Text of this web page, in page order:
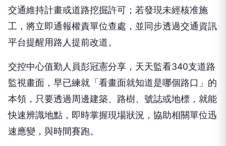
交通維持計畫或道路挖掘許可；若發現未經核准施
工，將立即通報權責單位查處，並同步透過交通資訊
平台提醒用路人提前改道。
交控中心值勤人員彭冠憲分享，天天監看340支道路
監視畫面，早已練就「看畫面就知道是哪個路口」的
本領，只要透過周邊建築、路樹、號誌或地標，就能
快速辨識地點，即時掌握現場狀況，協助相關單位迅
速應變，與時間賽跑。